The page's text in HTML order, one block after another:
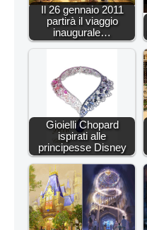
Il 26 gennaio 2011
partirà il viaggio
inaugurale…
Gioielli Chopard
ispirati alle
principesse Disney